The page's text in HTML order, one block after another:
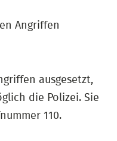
Angriffen
ausgesetzt,
die Polizei. Sie
110.